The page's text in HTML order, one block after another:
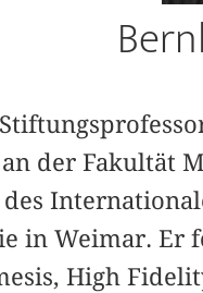
der Fakultät
des
in Weimar. Er
High